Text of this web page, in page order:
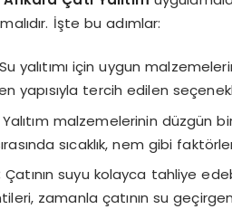
İşte bu adımlar:
Su yalıtımı için uygun
yapısıyla tercih edilen
Yalıtım malzemelerinin düzgün
sıcaklık, nem gibi
Çatının suyu kolayca tahliye
zamanla çatının su